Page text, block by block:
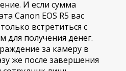
И если сумма
Canon EOS R5 вас
встретиться с
для получения денег.
за камеру в
же после завершения